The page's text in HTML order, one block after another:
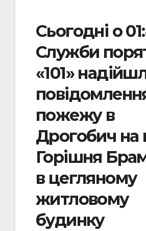
Сьогодні о
Служби
«101»
пожежу в
Дрогобич на
Горішня
в цегляному
житловому
будинку